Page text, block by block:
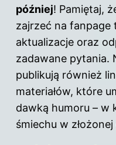
później! Pamiętaj,
zajrzeć na fanpage
aktualizacje oraz
zadawane pytania.
publikują również
materiałów, które
dawką humoru – w
śmiechu w